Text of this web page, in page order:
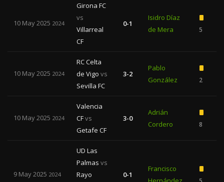
10 May 2025 2024
Girona FC
vs
Villarreal
CF
0-1
Isidro Díaz
de Mera
5
10 May 2025 2024
RC Celta
de Vigo vs
Sevilla FC
3-2
Pablo
González
2
10 May 2025 2024
Valencia
CFvs
Getafe CF
3-0
Adrián
Cordero
8
9 May 2025 2024
UD Las
Palmas vs
Rayo
0-1
Francisco